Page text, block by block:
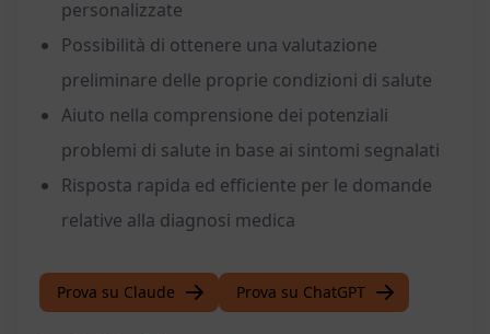
personalizzate
Possibilità di ottenere una valutazione
preliminare delle proprie condizioni di salute
Aiuto nella comprensione dei potenziali
problemi di salute in base ai sintomi segnalati
Risposta rapida ed efficiente per le domande
relative alla diagnosi medica
Prova su Claude Prova su ChatGPT